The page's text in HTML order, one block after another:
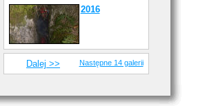
2016
Dalej >> Następne 14 galerii